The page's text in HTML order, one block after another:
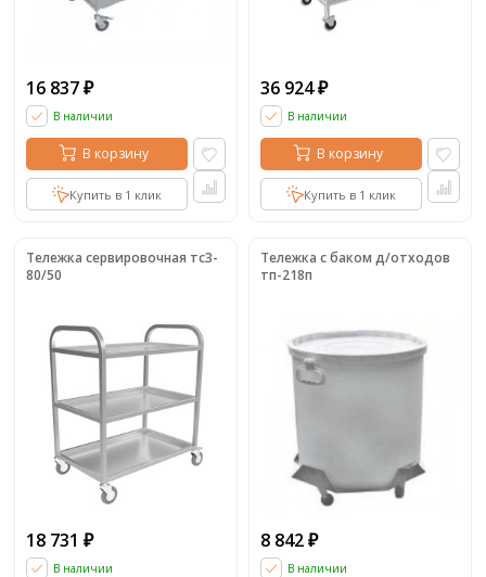
16 837 ₽
В наличии
В корзину
Купить в 1 клик
36 924 ₽
В наличии
В корзину
Купить в 1 клик
Тележка сервировочная тс3-
80/50
18 731 ₽
В наличии
Тележка с баком д/отходов
тп-218п
8 842 ₽
В наличии